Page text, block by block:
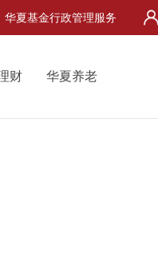
华夏基金行政管理服务
财 华夏养老